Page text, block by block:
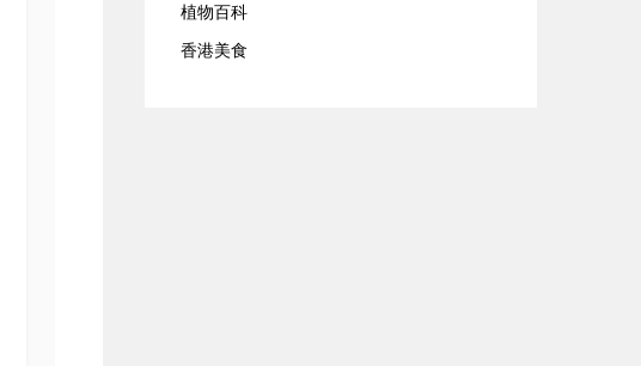
植物百科
香港美食